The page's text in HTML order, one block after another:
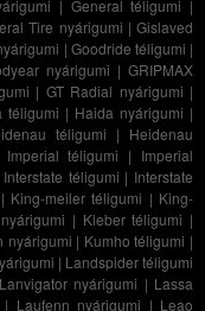
| General téligumi |
Tire nyárigumi |Gislaved
| Goodride téligumi |
nyárigumi | GRIPMAX
| GT Radial nyárigumi |
téligumi | Haida nyárigumi |
téligumi | Heidenau
Imperial téligumi | Imperial
Interstate téligumi | Interstate
| King-meiler téligumi | King-
| Kleber téligumi |
nyárigumi | Kumho téligumi |
| Landspider téligumi
Lanvigator nyárigumi | Lassa
| Laufenn nyárigumi | Leao